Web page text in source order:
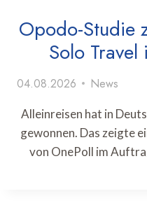
Opodo-Studie
Solo
04.08.2026 News
Alleinreisen hat in
gewonnen. Das zeigte
von OnePoll im